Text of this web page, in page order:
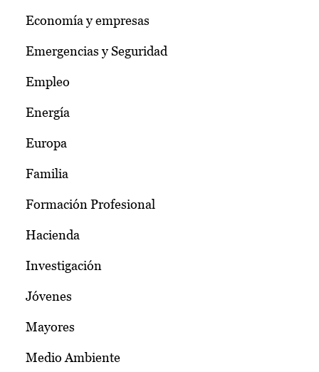
Economía y empresas
Emergencias y Seguridad
Empleo
Energía
Europa
Familia
Formación Profesional
Hacienda
Investigación
Jóvenes
Mayores
Medio Ambiente